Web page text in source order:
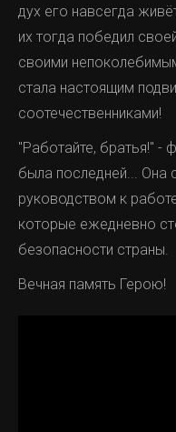
дух его навсегда
их тогда победил
своими
стала настоящим
соотечественниками!
"Работайте, братья!" -
была последней... Она
руководством к
которые ежедневно
безопасности страны.
Вечная память Герою!